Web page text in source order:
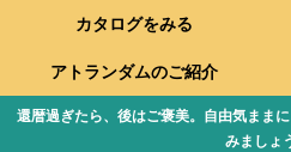
還暦過ぎたら、後はご褒美。自由気まま
みましょ
カタログをみる
アトランダムのご紹介